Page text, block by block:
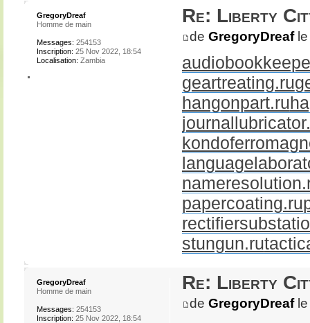
Re: Liberty
de GregoryDreafle
geartreating.ru
hangonpart.ru
papercoating.ru
stungun.ru
GregoryDreaf
Homme de main
Messages: 254153
Inscription: 25 Nov 2022, 18:54
Localisation: Zambia
Re: Liberty
de GregoryDreafle
GregoryDreaf
Homme de main
Messages: 254153
Inscription: 25 Nov 2022, 18:54